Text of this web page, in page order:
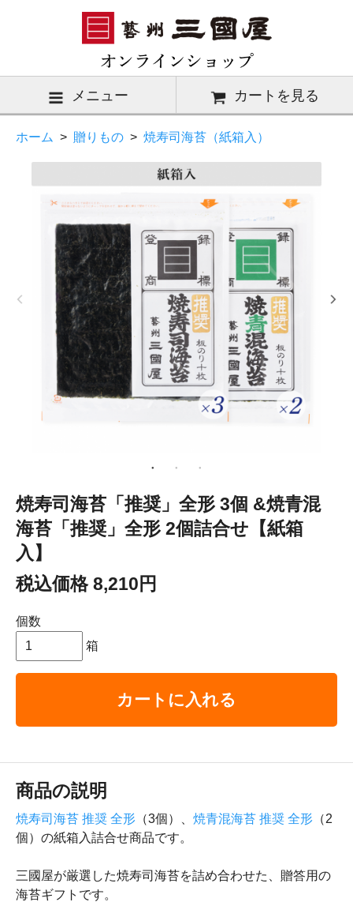
メニュー カートを見る
ホーム > 贈りもの > 焼寿司海苔（紙箱入）
焼寿司海苔「推奨」全形 3個 &焼青混
海苔「推奨」全形 2個詰合せ【紙箱
入】
税込価格 8,210円
個数
箱
カートに入れる
商品の説明
焼寿司海苔 推奨 全形 （3個）、 焼青混海苔 推奨 全形 （2
個）の紙箱入詰合せ商品です。
三國屋が厳選した焼寿司海苔を詰め合わせた、贈答用の
海苔ギフトです。